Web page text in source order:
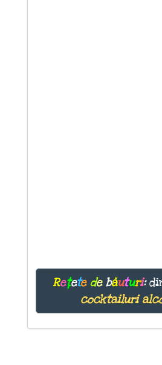
Rețete de băuturi:
cocktailuri